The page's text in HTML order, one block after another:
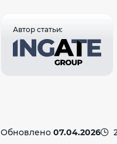
Автор статьи:
Обновлено 07.04.2026